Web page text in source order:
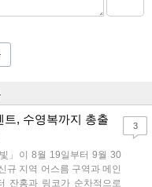
트, 수영복까지 총출
」이 8월 19일부터 9월 30
규 지역 어스름 구역과 메인
잔홍과 링코가 순차적으로
3